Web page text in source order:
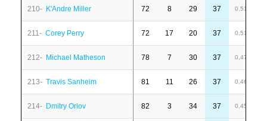
210- K'Andre Miller 72 8 29 37 0,51
211- Corey Perry 72 17 20 37 0,51
212- Michael Matheson 78 7 30 37 0,47
213- Travis Sanheim 81 11 26 37 0,46
214- Dmitry Orlov 82 3 34 37 0,45